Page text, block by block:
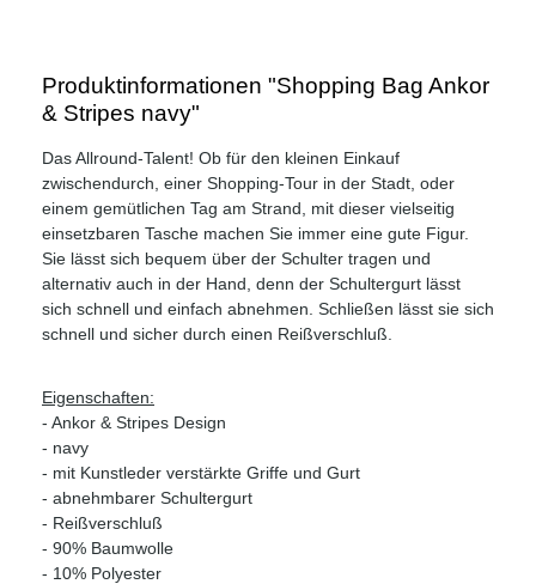
Produktinformationen "Shopping Bag Ankor
& Stripes navy"
Das Allround-Talent! Ob für den kleinen Einkauf
zwischendurch, einer Shopping-Tour in der Stadt, oder
einem gemütlichen Tag am Strand, mit dieser vielseitig
einsetzbaren Tasche machen Sie immer eine gute Figur.
Sie lässt sich bequem über der Schulter tragen und
alternativ auch in der Hand, denn der Schultergurt lässt
sich schnell und einfach abnehmen. Schließen lässt sie sich
schnell und sicher durch einen Reißverschluß.
Eigenschaften:
- Ankor & Stripes Design
- navy
- mit Kunstleder verstärkte Griffe und Gurt
- abnehmbarer Schultergurt
- Reißverschluß
- 90% Baumwolle
- 10% Polyester